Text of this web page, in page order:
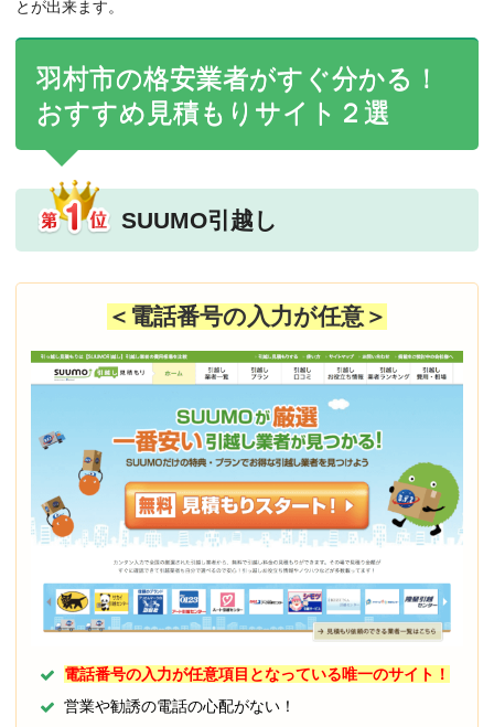
とが出来ます。
羽村市の格安業者がすぐ分かる！
おすすめ見積もりサイト２選
SUUMO引越し
＜電話番号の入力が任意＞
電話番号の入力が任意項目となっている唯一のサイト！
営業や勧誘の電話の心配がない！